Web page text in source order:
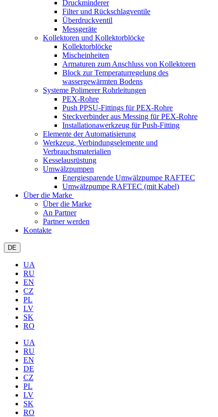
Druckminderer
Filter und Rückschlagventile
Überdruckventil
Messgeräte
Kollektoren und Kollektorblöcke
Kollektorblöcke
Mischeinheiten
Armaturen zum Anschluss von Kollektoren
Block zur Temperaturregelung des
wassergewärmten Bodens
Systeme Polimerer Rohrleitungen
PEX-Rohre
Push PPSU-Fittings für PEX-Rohre
Steckverbinder aus Messing für PEX-Rohre
Installationawerkzeug für Push-Fitting
Elemente der Automatisierung
Werkzeug, Verbindungselemente und
Verbrauchsmaterialien
Kesselausrüstung
Umwälzpumpen
Energiesparende Umwälzpumpe RAFTEC
Umwälzpumpe RAFTEC (mit Kabel)
Über die Marke
Über die Marke
An Partner
Partner werden
Kontakte
DE
UA
RU
EN
CZ
PL
LV
SK
RO
UA
RU
EN
DE
CZ
PL
LV
SK
RO